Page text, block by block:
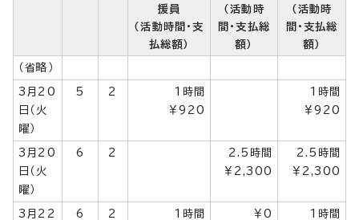
援員
（活動時間・支
払総額）
（活動時
間・支払総
額）
（活動時
間・支払総
額）
（省略）
3月20
日（火
曜）
5 2
1時間
￥920
1時間
￥920
3月20
日（火
曜）
6 2
2.5時間
￥2,300
2.5時間
￥2,300
3月22
6 2
1時間
￥0
1時間